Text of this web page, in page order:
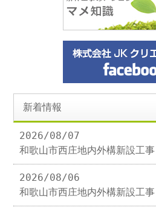
新着情報
2026/08/07
和歌山市西庄地内外構新設工事
2026/08/06
和歌山市西庄地内外構新設工事